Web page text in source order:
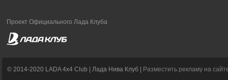
Проект Официального Лада Клуба
© 2014-2020 LADA 4x4 Club | Лада Нива Клуб | Разместить рекламу на